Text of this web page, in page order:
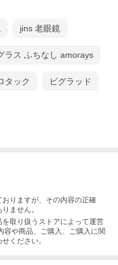
jins 老眼鏡
ラス ふちなし amorays
タック ビグラッド
おりますが、その内容の正確
ません。
を取り扱うストアによって運営
容や商品、ご購入 、ご購入に関
ください。